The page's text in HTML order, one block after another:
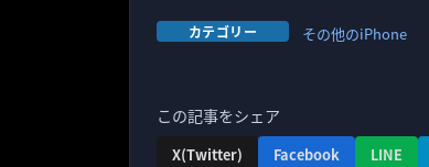
カテゴリー その他のiPhone
この記事をシェア
X(Twitter) Facebook LINE